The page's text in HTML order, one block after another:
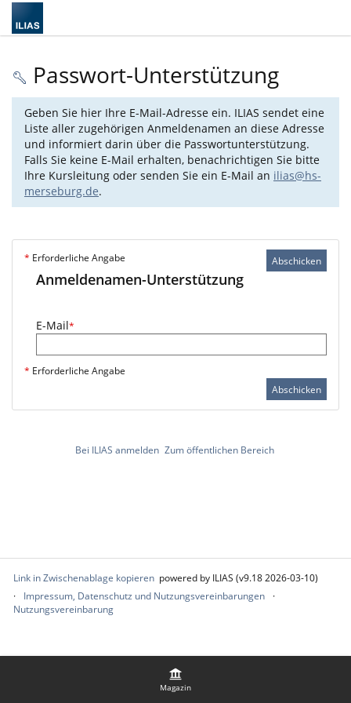
Magazin
Passwort-Unterstützung
Geben Sie hier Ihre E-Mail-Adresse ein. ILIAS sendet eine
Liste aller zugehörigen Anmeldenamen an diese Adresse
und informiert darin über die Passwortunterstützung.
Falls Sie keine E-Mail erhalten, benachrichtigen Sie bitte
Ihre Kursleitung oder senden Sie ein E-Mail an ilias@hs-
merseburg.de.
Abschicken
* Erforderliche Angabe
Anmeldenamen-Unterstützung
E-Mail*
* Erforderliche Angabe
Abschicken
Bei ILIAS anmelden Zum öffentlichen Bereich
Link in Zwischenablage kopieren powered by ILIAS (v9.18 2026-03-10)
Impressum, Datenschutz und Nutzungsvereinbarungen
Nutzungsvereinbarung